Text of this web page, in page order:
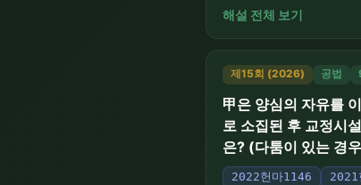
죄선고 규정의 확대
해설 전체 보기
제15회 (2026) 공법
甲은 양심의 자유를
로 소집된 후 교정시
은? (다툼이 있는 경
2022헌마1146 2021